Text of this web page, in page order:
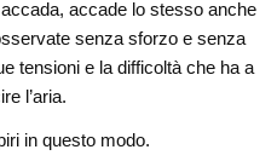
accade lo stesso anche
senza sforzo e senza
tensioni e la difficoltà che ha a
l’aria.
in questo modo.